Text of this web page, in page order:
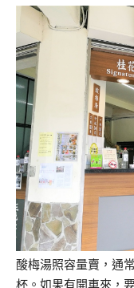
酸梅湯照容量賣，通
杯。如果有開車來，